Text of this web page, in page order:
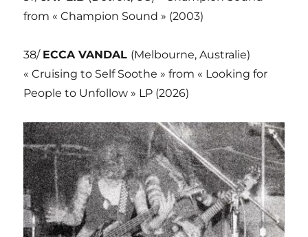
from « Champion Sound » (2003)
38/ ECCA VANDAL (Melbourne, Australie)
« Cruising to Self Soothe » from « Looking for
People to Unfollow » LP (2026)